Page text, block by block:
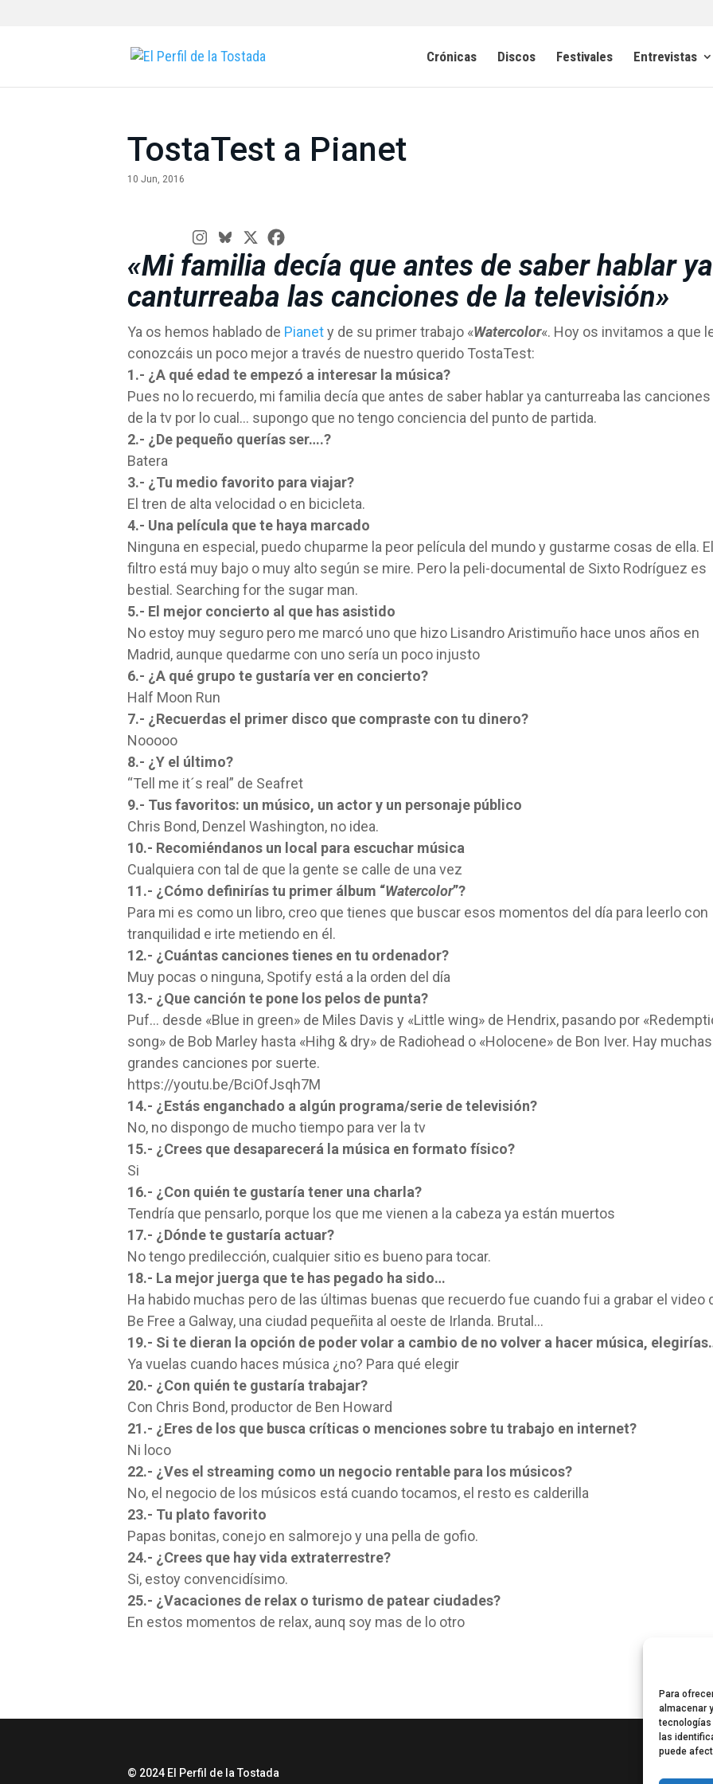
Para
almacenar
tecnologías
las
puede
Crónicas Discos Festivales Entrevistas
TostaTest a Pianet
10 Jun, 2016
«Mi familia decía que antes de saber hablar ya
canturreaba las canciones de la televisión»
Ya os hemos hablado de Pianety de su primer trabajo «Watercolor«. Hoy os invitamos a que
conozcáis un poco mejor a través de nuestro querido TostaTest:
1.- ¿A qué edad te empezó a interesar la música?
Pues no lo recuerdo, mi familia decía que antes de saber hablar ya canturreaba las canciones
de la tv por lo cual… supongo que no tengo conciencia del punto de partida.
2.- ¿De pequeño querías ser….?
Batera
3.- ¿Tu medio favorito para viajar?
El tren de alta velocidad o en bicicleta.
4.- Una película que te haya marcado
Ninguna en especial, puedo chuparme la peor película del mundo y gustarme cosas de ella. El
filtro está muy bajo o muy alto según se mire. Pero la peli-documental de Sixto Rodríguez es
bestial. Searching for the sugar man.
5.- El mejor concierto al que has asistido
No estoy muy seguro pero me marcó uno que hizo Lisandro Aristimuño hace unos años en
Madrid, aunque quedarme con uno sería un poco injusto
6.- ¿A qué grupo te gustaría ver en concierto?
Half Moon Run
7.- ¿Recuerdas el primer disco que compraste con tu dinero?
Nooooo
8.- ¿Y el último?
“Tell me it´s real” de Seafret
9.- Tus favoritos: un músico, un actor y un personaje público
Chris Bond, Denzel Washington, no idea.
10.- Recomiéndanos un local para escuchar música
Cualquiera con tal de que la gente se calle de una vez
11.- ¿Cómo definirías tu primer álbum “Watercolor”?
Para mi es como un libro, creo que tienes que buscar esos momentos del día para leerlo con
tranquilidad e irte metiendo en él.
12.- ¿Cuántas canciones tienes en tu ordenador?
Muy pocas o ninguna, Spotify está a la orden del día
13.- ¿Que canción te pone los pelos de punta?
Puf… desde «Blue in green» de Miles Davis y «Little wing» de Hendrix, pasando por
song» de Bob Marley hasta «Hihg & dry» de Radiohead o «Holocene» de Bon Iver. Hay
grandes canciones por suerte.
https://youtu.be/BciOfJsqh7M
14.- ¿Estás enganchado a algún programa/serie de televisión?
No, no dispongo de mucho tiempo para ver la tv
15.- ¿Crees que desaparecerá la música en formato físico?
Si
16.- ¿Con quién te gustaría tener una charla?
Tendría que pensarlo, porque los que me vienen a la cabeza ya están muertos
17.- ¿Dónde te gustaría actuar?
No tengo predilección, cualquier sitio es bueno para tocar.
18.- La mejor juerga que te has pegado ha sido…
Ha habido muchas pero de las últimas buenas que recuerdo fue cuando fui a grabar el video
Be Free a Galway, una ciudad pequeñita al oeste de Irlanda. Brutal…
19.- Si te dieran la opción de poder volar a cambio de no volver a hacer música,
Ya vuelas cuando haces música ¿no? Para qué elegir
20.- ¿Con quién te gustaría trabajar?
Con Chris Bond, productor de Ben Howard
21.- ¿Eres de los que busca críticas o menciones sobre tu trabajo en internet?
Ni loco
22.- ¿Ves el streaming como un negocio rentable para los músicos?
No, el negocio de los músicos está cuando tocamos, el resto es calderilla
23.- Tu plato favorito
Papas bonitas, conejo en salmorejo y una pella de gofio.
24.- ¿Crees que hay vida extraterrestre?
Si, estoy convencidísimo.
25.- ¿Vacaciones de relax o turismo de patear ciudades?
En estos momentos de relax, aunq soy mas de lo otro
© 2024 El Perfil de la Tostada